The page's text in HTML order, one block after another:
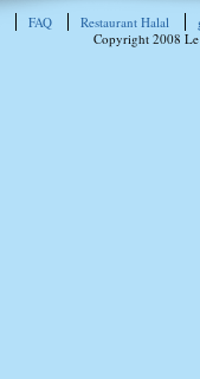
FAQ Restaurant Halal
Copyright 2008